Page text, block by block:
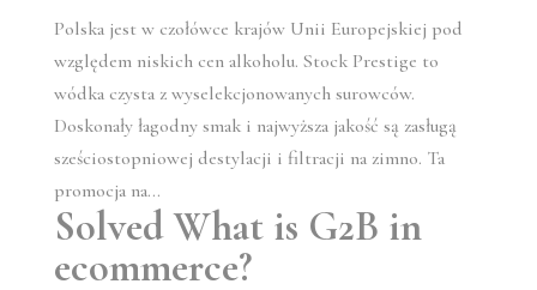
Polska jest w czołówce krajów Unii Europejskiej pod
względem niskich cen alkoholu. Stock Prestige to
wódka czysta z wyselekcjonowanych surowców.
Doskonały łagodny smak i najwyższa jakość są zasługą
sześciostopniowej destylacji i filtracji na zimno. Ta
promocja na...
Solved What is G2B in
ecommerce?